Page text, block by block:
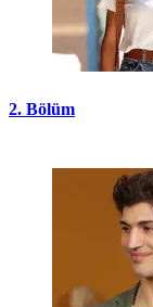
2. Bölüm